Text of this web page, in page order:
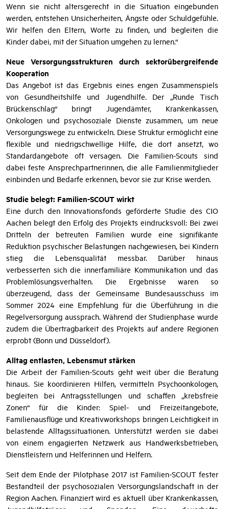
Wenn sie nicht altersgerecht in die Situation eingebunden
werden, entstehen Unsicherheiten, Ängste oder Schuldgefühle.
Wir helfen den Eltern, Worte zu finden, und begleiten die
Kinder dabei, mit der Situation umgehen zu lernen.“
Neue Versorgungsstrukturen durch sektorübergreifende
Kooperation
Das Angebot ist das Ergebnis eines engen Zusammenspiels
von Gesundheitshilfe und Jugendhilfe. Der „Runde Tisch
Brückenschlag“ bringt Jugendämter, Krankenkassen,
Onkologen und psychosoziale Dienste zusammen, um neue
Versorgungswege zu entwickeln. Diese Struktur ermöglicht eine
flexible und niedrigschwellige Hilfe, die dort ansetzt, wo
Standardangebote oft versagen. Die Familien-Scouts sind
dabei feste Ansprechpartnerinnen, die alle Familienmitglieder
einbinden und Bedarfe erkennen, bevor sie zur Krise werden.
Studie belegt: Familien-SCOUT wirkt
Eine durch den Innovationsfonds geförderte Studie des CIO
Aachen belegt den Erfolg des Projekts eindrucksvoll: Bei zwei
Dritteln der betreuten Familien wurde eine signifikante
Reduktion psychischer Belastungen nachgewiesen, bei Kindern
stieg die Lebensqualität messbar. Darüber hinaus
verbesserten sich die innerfamiliäre Kommunikation und das
Problemlösungsverhalten. Die Ergebnisse waren so
überzeugend, dass der Gemeinsame Bundesausschuss im
Sommer 2024 eine Empfehlung für die Überführung in die
Regelversorgung aussprach. Während der Studienphase wurde
zudem die Übertragbarkeit des Projekts auf andere Regionen
erprobt (Bonn und Düsseldorf).
Alltag entlasten, Lebensmut stärken
Die Arbeit der Familien-Scouts geht weit über die Beratung
hinaus. Sie koordinieren Hilfen, vermitteln Psychoonkologen,
begleiten bei Antragsstellungen und schaffen „krebsfreie
Zonen“ für die Kinder: Spiel- und Freizeitangebote,
Familienausflüge und Kreativworkshops bringen Leichtigkeit in
belastende Alltagssituationen. Unterstützt werden sie dabei
von einem engagierten Netzwerk aus Handwerksbetrieben,
Dienstleistern und Helferinnen und Helfern.
Seit dem Ende der Pilotphase 2017 ist Familien-SCOUT fester
Bestandteil der psychosozialen Versorgungslandschaft in der
Region Aachen. Finanziert wird es aktuell über Krankenkassen,